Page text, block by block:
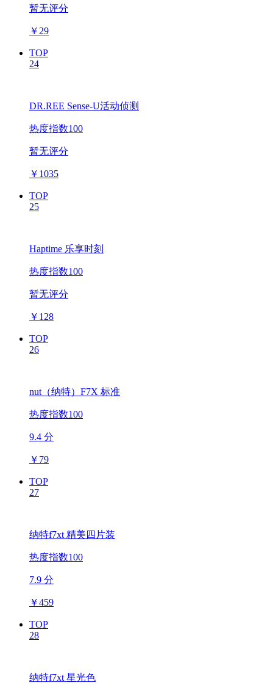
暂无评分
￥ 29
TOP
24
DR.REE Sense-U活动侦测
热度指数100
暂无评分
￥ 1035
TOP
25
Haptime 乐享时刻
热度指数100
暂无评分
￥ 128
TOP
26
nut（纳特）F7X 标准
热度指数100
9.4 分
￥ 79
TOP
27
纳特f7xt 精美四片装
热度指数100
7.9 分
￥459
TOP
28
纳特f7xt 星光色